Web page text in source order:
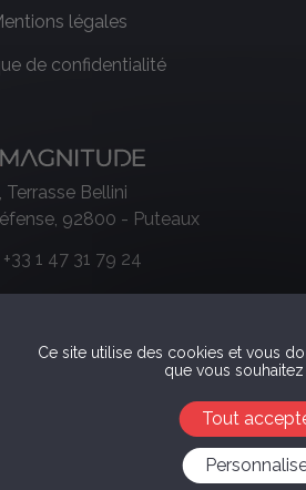
Ce site utilise des cookies et vous
que vous
Tout
légales
de confidentialité
Terrasse Bellini
92800 - Puteaux
+33 1 47 31 79 24